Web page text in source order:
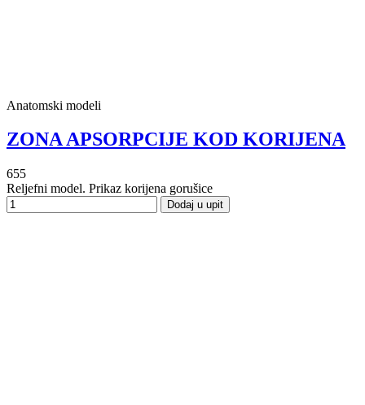
Anatomski modeli
ZONA APSORPCIJE KOD KORIJENA
655
Reljefni model. Prikaz korijena gorušice
Dodaj u upit